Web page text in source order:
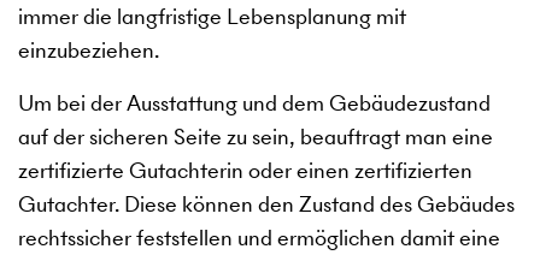
immer die langfristige Lebensplanung mit
einzubeziehen.
Um bei der Ausstattung und dem Gebäudezustand
auf der sicheren Seite zu sein, beauftragt man eine
zertifizierte Gutachterin oder einen zertifizierten
Gutachter. Diese können den Zustand des Gebäudes
rechtssicher feststellen und ermöglichen damit eine